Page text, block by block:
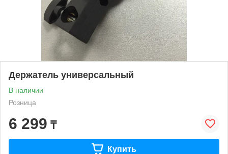
Держатель универсальный
В наличии
Розница
6 299 ₸
Купить